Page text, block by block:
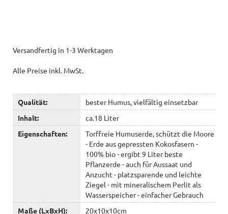
Versandfertig in 1-3 Werktagen
Alle Preise inkl. MwSt.
Qualität:
bester Humus, vielfältig einsetzbar
Inhalt:
ca.18 Liter
Eigenschaften:
Torffreie Humuserde, schützt die Moore
- Erde aus gepressten Kokosfasern -
100% bio - ergibt 9 Liter beste
Pflanzerde - auch für Aussaat und
Anzucht - platzsparende und leichte
Ziegel - mit mineralischem Perlit als
Wasserspeicher - einfacher Gebrauch
Maße (LxBxH):
20x10x10cm